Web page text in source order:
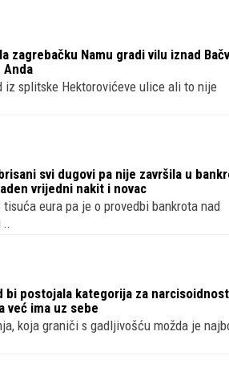
zagrebačku Namu gradi vilu iznad
Anda
iz splitske Hektorovićeve ulice ali to nije
svi dugovi pa nije završila u
vrijedni nakit i novac
eura pa je o provedbi bankrota nad
bi postojala kategorija za
već ima uz sebe
koja graniči s gadljivošću možda je